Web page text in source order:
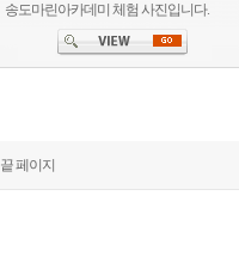
송도마린아카데미 체험 사진입니다.
끝 페이지